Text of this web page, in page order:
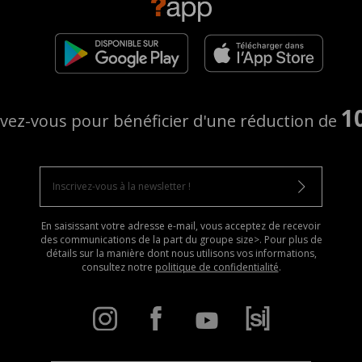
vous pour bénéficier d'une réduction de
En saisissant votre adresse e-mail, vous acceptez de recevoir
des communications de la part du groupe size>. Pour plus de
détails sur la manière dont nous utilisons vos informations,
consultez notre politique de confidentialité.